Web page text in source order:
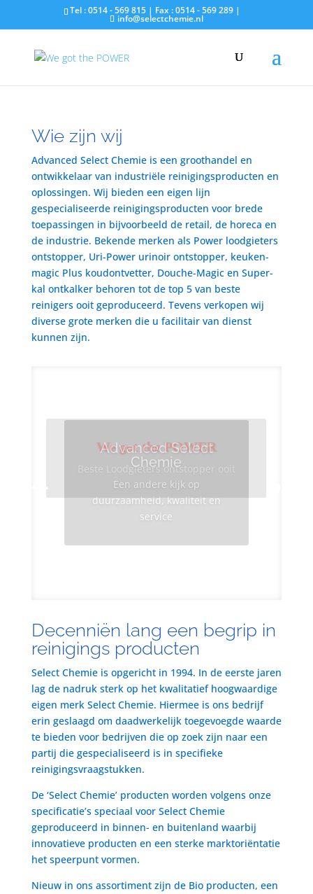
Tel : 0514 - 569 815 | Fax : 0514 - 569 289 |
info@selectchemie.nl
Wie zijn wij
Advanced Select Chemie is een groothandel en
ontwikkelaar van industriële reinigingsproducten en
oplossingen. Wij bieden een eigen lijn
gespecialiseerde reinigingsproducten voor brede
toepassingen in bijvoorbeeld de retail, de horeca en
de industrie. Bekende merken als Power loodgieters
ontstopper, Uri-Power urinoir ontstopper, keuken-
magic Plus koudontvetter, Douche-Magic en Super-
kal ontkalker behoren tot de top 5 van beste
reinigers ooit geproduceerd. Tevens verkopen wij
diverse grote merken die u facilitair van dienst
kunnen zijn.
Advanced Select
Chemie
Een andere kijk op
duurzaamheid, kwaliteit en
service
We got the POWER
Beste Loodgieters ontstopper ooit
Decenniën lang een begrip in
reinigings producten
Select Chemie is opgericht in 1994. In de eerste jaren
lag de nadruk sterk op het kwalitatief hoogwaardige
eigen merk Select Chemie. Hiermee is ons bedrijf
erin geslaagd om daadwerkelijk toegevoegde waarde
te bieden voor bedrijven die op zoek zijn naar een
partij die gespecialiseerd is in specifieke
reinigingsvraagstukken.
De ‘Select Chemie’ producten worden volgens onze
specificatie’s speciaal voor Select Chemie
geproduceerd in binnen- en buitenland waarbij
innovatieve producten en een sterke marktoriëntatie
het speerpunt vormen.
Nieuw in ons assortiment zijn de Bio producten, een